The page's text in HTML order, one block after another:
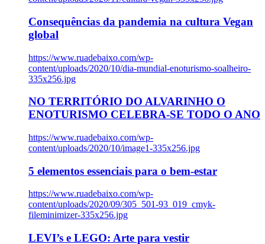
Consequências da pandemia na cultura Vegan
global
https://www.ruadebaixo.com/wp-
content/uploads/2020/10/dia-mundial-enoturismo-soalheiro-
335x256.jpg
NO TERRITÓRIO DO ALVARINHO O
ENOTURISMO CELEBRA-SE TODO O ANO
https://www.ruadebaixo.com/wp-
content/uploads/2020/10/image1-335x256.jpg
5 elementos essenciais para o bem-estar
https://www.ruadebaixo.com/wp-
content/uploads/2020/09/305_501-93_019_cmyk-
fileminimizer-335x256.jpg
LEVI’s e LEGO: Arte para vestir